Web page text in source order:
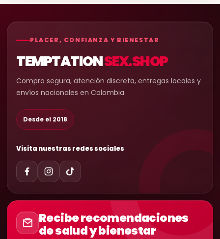
PLACER, CONFIANZA Y BIENESTAR
TEMPTATIONSEX.SHOP
Compra segura, atención discreta, entregas locales y
envíos nacionales en Colombia.
Desde el 2018
Visita nuestras redes sociales
Recibe recomendaciones
de salud y bienestar